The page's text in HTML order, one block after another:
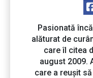
Pasionată
alăturat de
care îl citea
august 2009.
care a reușit